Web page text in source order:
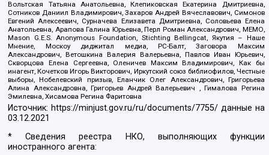
Вольтская Татьяна Анатольевна, Клепиковская Екатерина Дмитриевна,
Сотников Даниил Владимирович, Захаров Андрей Вячеславович, Симонов
Евгений Алексеевич, Сурначева Елизавета Дмитриевна, Соловьева Елена
Анатольевна, Арапова Галина Юрьевна, Перл Роман Александрович, МЕМО,
Mason G.E.S. Anonymous Foundation, Stichting Bellingcat, Якутия – Наше
Мнение, Москоу диджитал медиа, РС-Балт, Заговора Максим
Александрович, Ветошкина Валерия Валерьевна, Павлов Иван Юрьевич,
Скворцова Елена Сергеевна, Оленичев Максим Владимирович, Как бы
инагент, Кочетков Игорь Викторович, Иркутский союз библиофилов, Честные
выборы, Нобелевский призыв, Еланчик Олег Александрович, Григорьева
Алина Александровна, Григорьев Андрей Валерьевич , Гималова Регина
Эмилевна, Хисамова Регина Фаритовна
Источник: https://minjust.gov.ru/ru/documents/7755/ данные на
03.12.2021
* Сведения реестра НКО, выполняющих функции
иностранного агента: